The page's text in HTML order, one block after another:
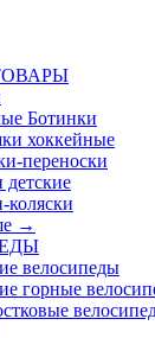
Ботинки
хоккейные
переноски
коляски
→
велосипеды
горные